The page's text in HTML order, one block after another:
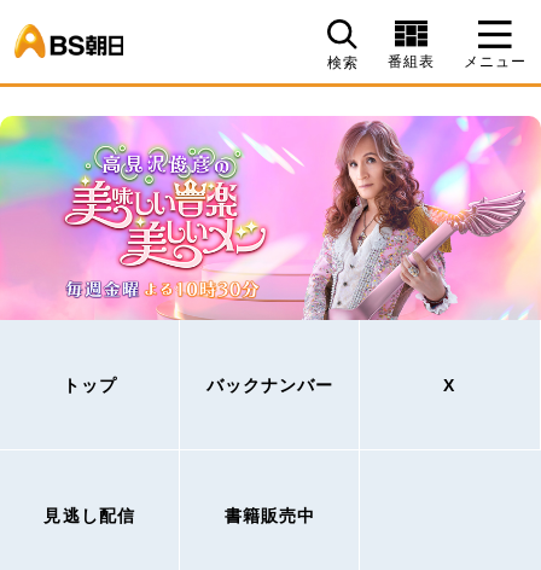
検索 番組表 メニュー
トップ バックナンバー X
見逃し配信 書籍販売中